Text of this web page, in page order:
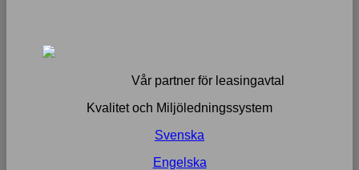
Vår partner för leasingavtal
Kvalitet och Miljöledningssystem
Svenska
Engelska